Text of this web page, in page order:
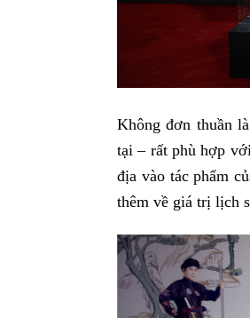
Không đơn thuần
tại – rất phù hợp
địa vào tác phẩm
thêm về giá trị lịch